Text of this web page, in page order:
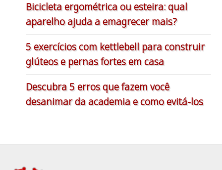
Bicicleta ergométrica ou esteira: qual
aparelho ajuda a emagrecer mais?
5 exercícios com kettlebell para construir
glúteos e pernas fortes em casa
Descubra 5 erros que fazem você
desanimar da academia e como evitá-los